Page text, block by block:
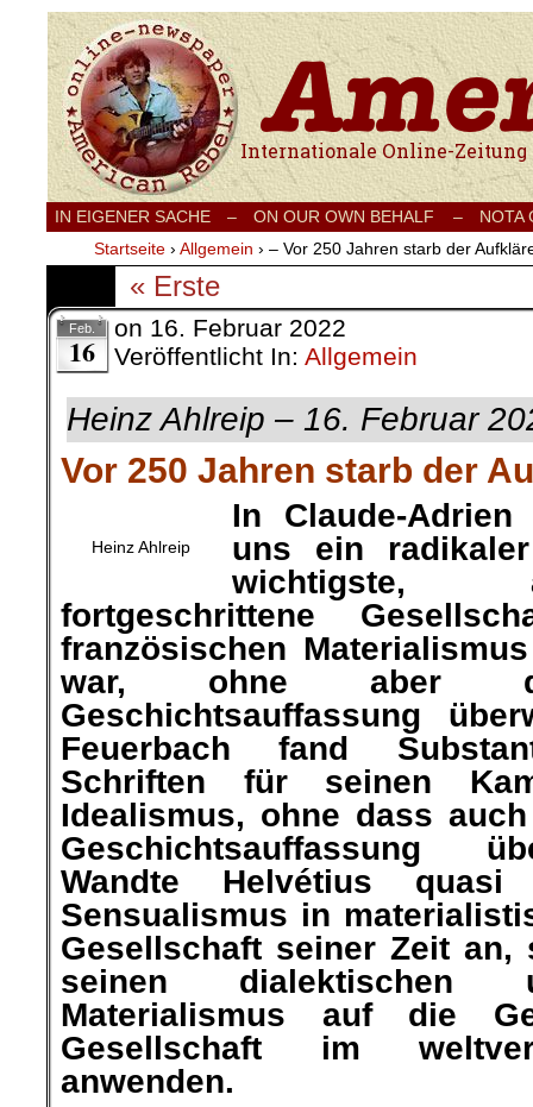
Internationale Onlinezeitung für Frieden,
IN EIGENER SACHE – ON OUR OWN BEHALF –
NOTA
Startseite › Allgemein › – Vor 250 Jahren starb der
« Erste
Feb.
16
on 16. Februar 2022
Veröffentlicht In: Allgemein
Heinz Ahlreip – 16. Februar
Vor 250 Jahren starb der
Heinz Ahlreip
In Claude-
uns ein
wichtigste,
fortgeschrittene
französischen
war, ohne aber
Geschichtsauffassung
Feuerbach fand
Schriften für seinen
Idealismus, ohne dass
Geschichtsauffassung
Wandte Helvétius
Sensualismus in
Gesellschaft seiner Zeit
seinen dialektischen
Materialismus auf die
Gesellschaft im
anwenden.